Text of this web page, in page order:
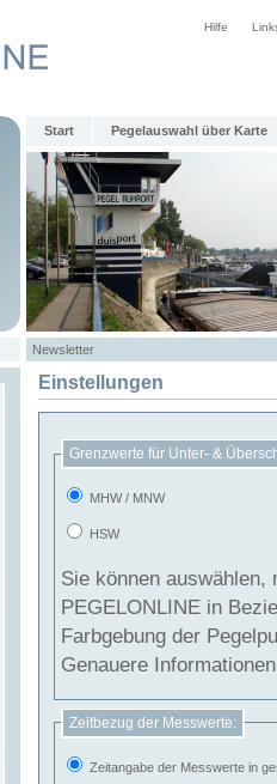
Hilfe
Start Pegelauswahl über Karte
Newsletter
Einstellungen
Grenzwerte für Unter- &
MHW / MNW
HSW
Sie können
PEGELONLINE in Beziehung
Farbgebung der
Genauere
Zeitbezug der Messwerte:
Zeitangabe der Messwerte in